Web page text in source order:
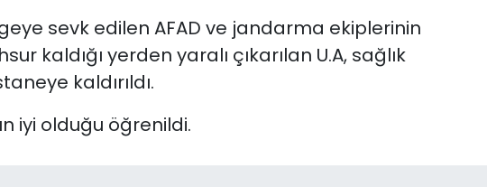
sevk edilen AFAD ve jandarma ekiplerinin
kaldığı yerden yaralı çıkarılan U.A, sağlık
kaldırıldı.
iyi olduğu öğrenildi.